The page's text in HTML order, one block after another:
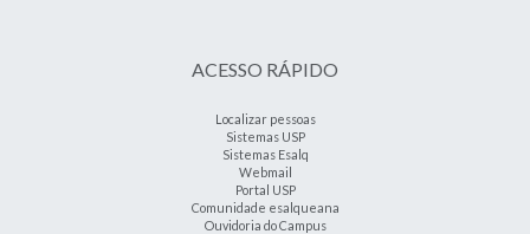
ACESSO RÁPIDO
Localizar pessoas
Sistemas USP
Sistemas Esalq
Webmail
Portal USP
Comunidade esalqueana
Ouvidoria do Campus